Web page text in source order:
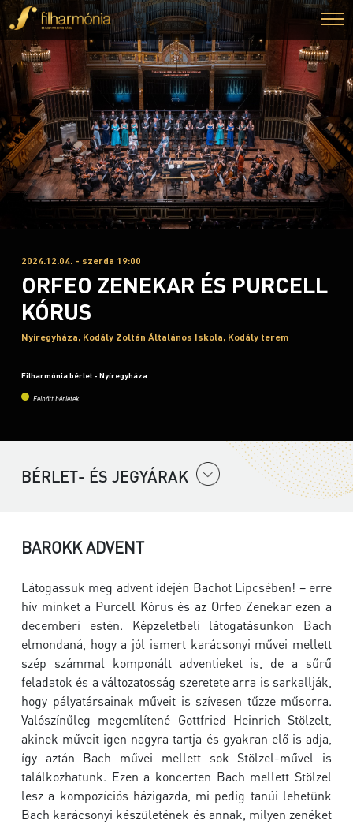
2024.12.04. - szerda 19:00
ORFEO ZENEKAR ÉS PURCELL
KÓRUS
Nyíregyháza, Kodály Zoltán Általános Iskola, Kodály terem
Filharmónia bérlet - Nyíregyháza
Felnőtt bérletek
BÉRLET- ÉS JEGYÁRAK
BAROKK ADVENT
Látogassuk meg advent idején Bachot Lipcsében! – erre
hív minket a Purcell Kórus és az Orfeo Zenekar ezen a
decemberi estén. Képzeletbeli látogatásunkon Bach
elmondaná, hogy a jól ismert karácsonyi művei mellett
szép számmal komponált adventieket is, de a sűrű
feladatok és a változatosság szeretete arra is sarkallják,
hogy pályatársainak műveit is szívesen tűzze műsorra.
Valószínűleg megemlítené Gottfried Heinrich Stölzelt,
akinek műveit igen nagyra tartja és gyakran elő is adja,
így aztán Bach művei mellett sok Stölzel-művel is
találkozhatunk. Ezen a koncerten Bach mellett Stölzel
lesz a kompozíciós házigazda, mi pedig tanúi lehetünk
Bach karácsonyi készületének és annak, milyen zenéket